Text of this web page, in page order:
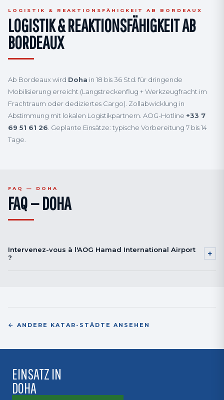
LOGISTIK & REAKTIONSFÄHIGKEIT AB BORDEAUX
LOGISTIK & REAKTIONSFÄHIGKEIT AB
BORDEAUX
Ab Bordeaux wird Doha in 18 bis 36 Std. für dringende
Mobilisierung erreicht (Langstreckenflug + Werkzeugfracht im
Frachtraum oder dediziertes Cargo). Zollabwicklung in
Abstimmung mit lokalen Logistikpartnern. AOG-Hotline +33 7
69 51 61 26 . Geplante Einsätze: typische Vorbereitung 7 bis 14
Tage.
FAQ — DOHA
FAQ — DOHA
Intervenez-vous à l'AOG Hamad International Airport
?
+
← ANDERE KATAR-STÄDTE ANSEHEN
EINSATZ IN
DOHA